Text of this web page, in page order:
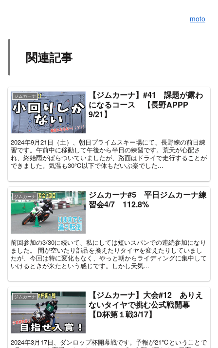
moto
関連記事
ジムカーナ
【ジムカーナ】#41 課題が露わ
になるコース 【長野APPP
9/21】
2024年9月21日（土）、朝日プライムスキー場にて、長野練の前日練
習です。午前中に移動して午後から半日の練習です。荒天が心配さ
れ、終始雨がぱらついていましたが、路面はドライで走行することが
できました。気温も30℃以下で体もだいぶ楽でした...
ジムカーナ
ジムカーナ#5 平日ジムカーナ練
習会4/7 112.8%
前回参加の3/30に続いて、私にしては短いスパンでの連続参加になり
ました。 間が空いたり部品を換えたりタイヤを変えたりしていまし
たが、今回は特に変化もなく、やっと朝からライディングに集中して
いけるときが来たという感じです。しかし天気...
ジムカーナ
【ジムカーナ】大会#12 ありえ
ないタイヤで挑む公式戦開幕
【D杯第１戦3/17】
2024年3月17日、ダンロップ杯開幕戦です。予報が21℃ということで